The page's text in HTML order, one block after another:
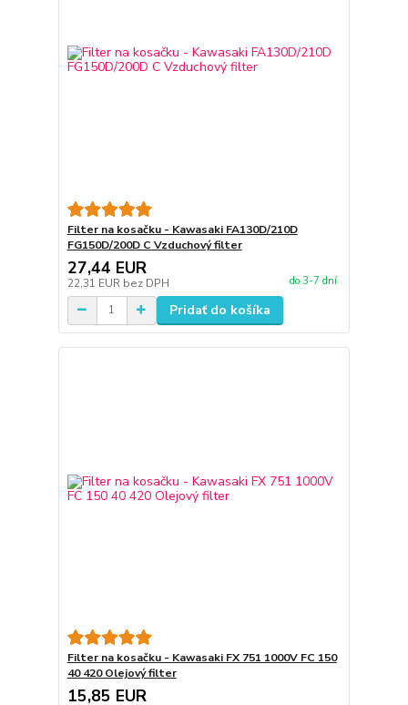
Filter na kosačku - Kawasaki FA130D/210D
FG150D/200D C Vzduchový filter
27,44 EUR
22,31 EUR bez DPH do 3-7 dní
Pridať do košíka
Filter na kosačku - Kawasaki FX 751 1000V FC 150
40 420 Olejový filter
15,85 EUR